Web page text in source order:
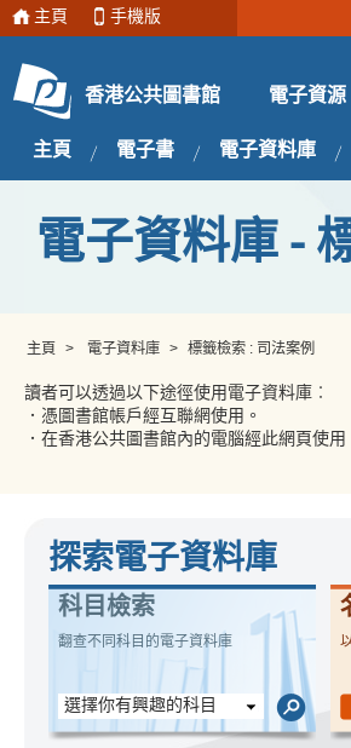
主頁 手機版
香港公共圖書館 電子資源
主頁 電子書 電子資料庫
電子資料庫 -
主頁 > 電子資料庫 > 標籤檢索 : 司法案例
讀者可以透過以下途徑使用電子資料庫︰
．憑圖書館帳戶經互聯網使用。
．在香港公共圖書館內的電腦經此網頁使用
探索電子資料庫
科目檢索
翻查不同科目的電子資料庫
選擇你有興趣的科目